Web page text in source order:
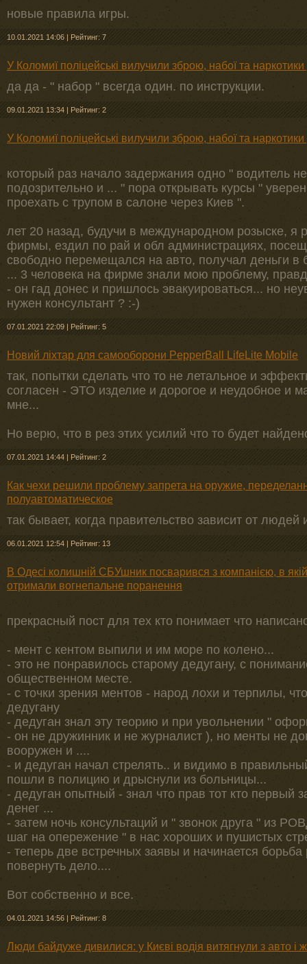
новые правила игры.
10.01.2021 14:06 | Рейтинг: 7
У Коломиї поліцейські вилучили зброю, набої та
да да - " набор " всегда один. по инструкции.
09.01.2021 13:34 | Рейтинг: 2
У Коломиї поліцейські вилучили зброю, набої та
который раз начало задержания одно " водитель
подозрительно и ... " пора открывать курсы "
проехать с трупом в салоне через Киев ".
лет 20 назад, будучи в международном розыске, я
фирмы, ездил по рай и обл администрациях,
свободно перемещался на авто, получал деньги в
... 3 человека на фирме знали мою проблему,
- он гад донес и пришлось эвакуироваться... но
нужен консультант ? :-)
07.01.2021 22:09 | Рейтинг: 5
Новий ліхтар для самооборони PepperBall LifeLite Mobile
так, попытки сделать что то не летальное и
согласен - ЭТО изделие и дорогое и неудобное и
мне...
Но верю, что в рез этих усилий что то будет
07.01.2021 14:44 | Рейтинг: 2
Как чехи решили проблему запрета на оружие,
полуавтоматическое
так бывает, когда правительство зависит от
06.01.2021 12:54 | Рейтинг: 13
В Одесі колишній СБУшник посварився з компанією, в
отримали вогнепальне поранення
прекрасный пост для тех кто понимает что
- мент с кентом выпили и им море по колено...
- это не понравилось старому дедугану, с
общественном месте.
- с точки зрения ментов - народ лохи и терпилы,
дедугану
- дедуган знал эту теорию и при увольнении "
- он не дружинник и не журналист ), но менты не
вооружен и ....
- и дедуган начал стрелять.. и видимо в
пошли в полицию и дрыснули из больницы...
- дедуган опытный - знал что прав тот кто первый
денег ...
- затем ночь консультаций и " звонок друга " из
шаг на опережение " в нас хороших и пушистых
- теперь две встречных заявы и начинается борьба
повернуть дело....
Вот собственно и все.
04.01.2021 14:56 | Рейтинг: 8
Люди байдуже дивилися: у Києві водія витягнули з авто і